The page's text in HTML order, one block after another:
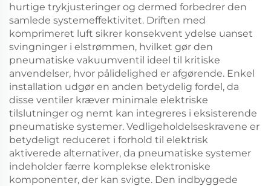
hurtige trykjusteringer og dermed forbedrer den
samlede systemeffektivitet. Driften med
komprimeret luft sikrer konsekvent ydelse uanset
svingninger i elstrømmen, hvilket gør den
pneumatiske vakuumventil ideel til kritiske
anvendelser, hvor pålidelighed er afgørende. Enkel
installation udgør en anden betydelig fordel, da
disse ventiler kræver minimale elektriske
tilslutninger og nemt kan integreres i eksisterende
pneumatiske systemer. Vedligeholdelseskravene er
betydeligt reduceret i forhold til elektrisk
aktiverede alternativer, da pneumatiske systemer
indeholder færre komplekse elektroniske
komponenter, der kan svigte. Den indbyggede